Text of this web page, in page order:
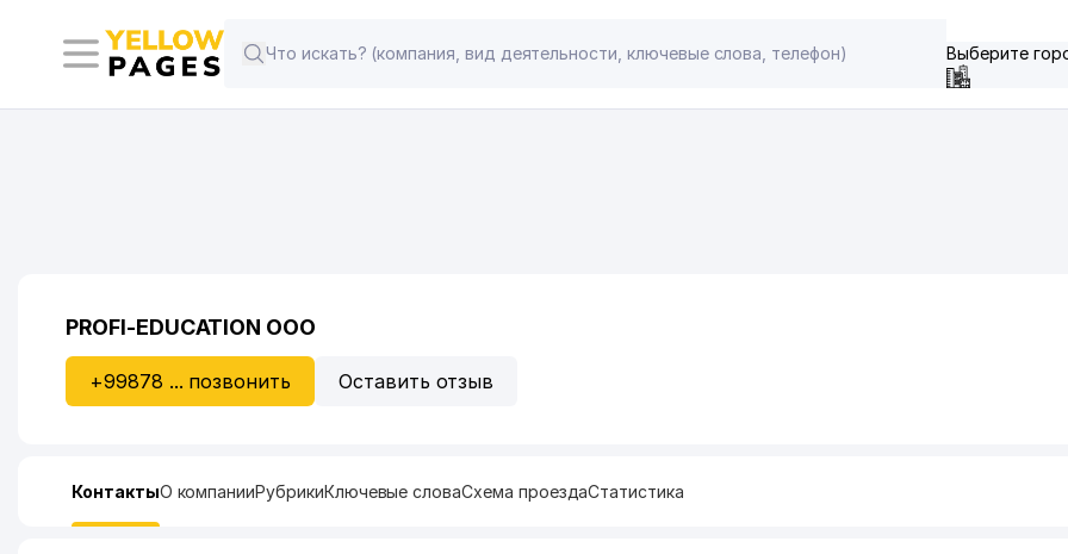
Выберите
PROFI-EDUCATION ООО
+99878 ... позвонить Оставить отзыв
КонтактыО компанииРубрикиКлючевые словаСхема проездаСтатистика